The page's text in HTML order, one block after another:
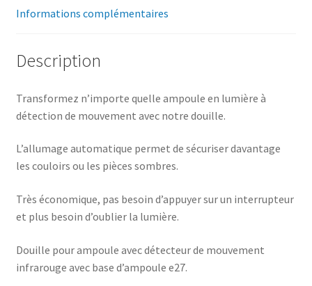
Informations complémentaires
Description
Transformez n’importe quelle ampoule en lumière à
détection de mouvement avec notre douille.
L’allumage automatique permet de sécuriser davantage
les couloirs ou les pièces sombres.
Très économique, pas besoin d’appuyer sur un interrupteur
et plus besoin d’oublier la lumière.
Douille pour ampoule avec détecteur de mouvement
infrarouge avec base d’ampoule e27.